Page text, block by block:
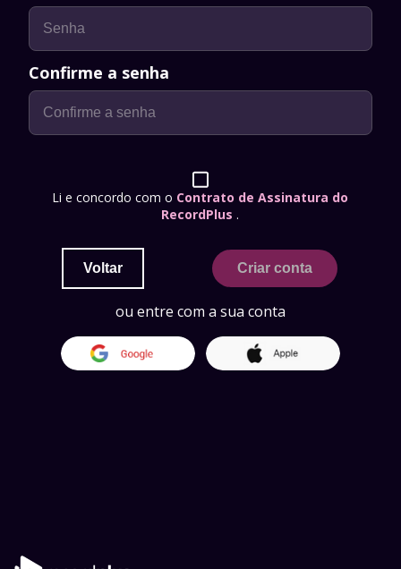
Confirme a senha
Li e concordo com o Contrato de Assinatura do
RecordPlus .
Voltar Criar conta
ou entre com a sua conta